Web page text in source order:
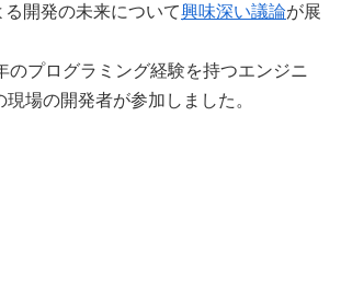
開発の未来について興味深い議論が展
のプログラミング経験を持つエンジニ
場の開発者が参加しました。